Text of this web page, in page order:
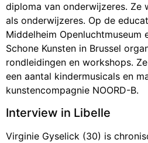
diploma van onderwijzeres. Ze
als onderwijzeres. Op de
Middelheim Openluchtmuseum
Schone Kunsten in Brussel
rondleidingen en workshops.
een aantal kindermusicals en
kunstencompagnie NOORD-B.
Interview in Libelle
Virginie Gyselick (30) is